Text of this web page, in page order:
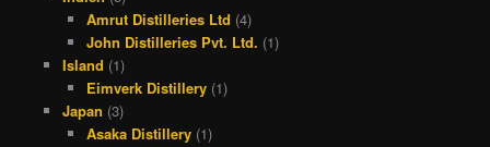
Amrut Distilleries Ltd (4)
John Distilleries Pvt. Ltd. (1)
Island (1)
Eimverk Distillery (1)
Japan (3)
Asaka Distillery (1)